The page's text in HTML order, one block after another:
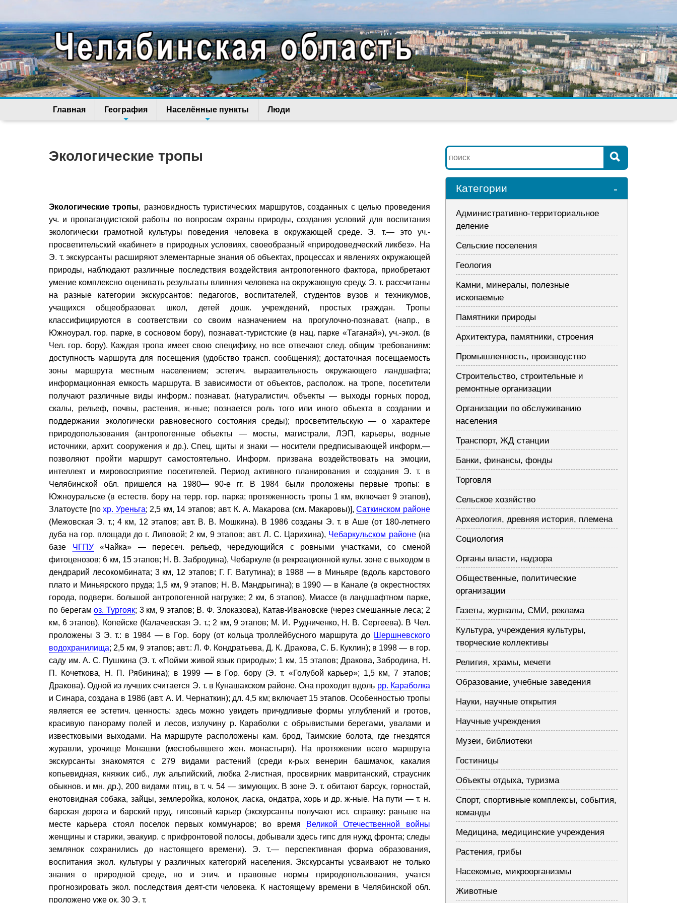
Главная География Населённые пункты Люди
Экологические тропы
Экологические тропы, разновидность туристических маршрутов, созданных с целью проведения
уч. и пропагандистской работы по вопросам охраны природы, создания условий для воспитания
экологически грамотной культуры поведения человека в окружающей среде. Э. т.— это уч.-
просветительский «кабинет» в природных условиях, своеобразный «природоведческий ликбез». На
Э. т. экскурсанты расширяют элементарные знания об объектах, процессах и явлениях окружающей
природы, наблюдают различные последствия воздействия антропогенного фактора, приобретают
умение комплексно оценивать результаты влияния человека на окружающую среду. Э. т. рассчитаны
на разные категории экскурсантов: педагогов, воспитателей, студентов вузов и техникумов,
учащихся общеобразоват. школ, детей дошк. учреждений, простых граждан. Тропы
классифицируются в соответствии со своим назначением на прогулочно-познават. (напр., в
Южноурал. гор. парке, в сосновом бору), познават.-туристские (в нац. парке «Таганай»), уч.-экол. (в
Чел. гор. бору). Каждая тропа имеет свою специфику, но все отвечают след. общим требованиям:
доступность маршрута для посещения (удобство трансп. сообщения); достаточная посещаемость
зоны маршрута местным населением; эстетич. выразительность окружающего ландшафта;
информационная емкость маршрута. В зависимости от объектов, располож. на тропе, посетители
получают различные виды информ.: познават. (натуралистич. объекты — выходы горных пород,
скалы, рельеф, почвы, растения, ж-ные; познается роль того или иного объекта в создании и
поддержании экологически равновесного состояния среды); просветительскую — о характере
природопользования (антропогенные объекты — мосты, магистрали, ЛЭП, карьеры, водные
источники, архит. сооружения и др.). Спец. щиты и знаки — носители предписывающей информ.—
позволяют пройти маршрут самостоятельно. Информ. призвана воздействовать на эмоции,
интеллект и мировосприятие посетителей. Период активного планирования и создания Э. т. в
Челябинской обл. пришелся на 1980— 90-е гг. В 1984 были проложены первые тропы: в
Южноуральске (в естеств. бору на терр. гор. парка; протяженность тропы 1 км, включает 9 этапов),
Златоусте [похр. Уреньга; 2,5 км, 14 этапов; авт. К. А. Макарова (см. Макаровы)],Саткинском районе
(Межовская Э. т.; 4 км, 12 этапов; авт. В. В. Мошкина). В 1986 созданы Э. т. в Аше (от 180-летнего
дуба на гор. площади до г. Липовой; 2 км, 9 этапов; авт. Л. С. Царихина), Чебаркульском районе(на
базе ЧГПУ«Чайка» — пересеч. рельеф, чередующийся с ровными участками, со сменой
фитоценозов; 6 км, 15 этапов; Н. В. Забродина), Чебаркуле (в рекреационной культ. зоне с выходом в
дендрарий лесокомбината; 3 км, 12 этапов; Г. Г. Ватутина); в 1988 — в Миньяре (вдоль карстового
плато и Миньярского пруда; 1,5 км, 9 этапов; Н. В. Мандрыгина); в 1990 — в Канале (в окрестностях
города, подверж. большой антропогенной нагрузке; 2 км, 6 этапов), Миассе (в ландшафтном парке,
по берегамоз. Тургояк; 3 км, 9 этапов; В. Ф. Злоказова), Катав-Ивановске (через смешанные леса; 2
км, 6 этапов), Копейске (Калачевская Э. т.; 2 км, 9 этапов; М. И. Рудниченко, Н. В. Сергеева). В Чел.
проложены 3 Э. т.: в 1984 — в Гор. бору (от кольца троллейбусного маршрута до Шершневского
водохранилища; 2,5 км, 9 этапов; авт.: Л. Ф. Кондратьева, Д. К. Дракова, С. Б. Куклин); в 1998 — в гор.
саду им. А. С. Пушкина (Э. т. «Пойми живой язык природы»; 1 км, 15 этапов; Дракова, Забродина, Н.
П. Кочеткова, Н. П. Рябинина); в 1999 — в Гор. бору (Э. т. «Голубой карьер»; 1,5 км, 7 этапов;
Дракова). Одной из лучших считается Э. т. в Кунашакском районе. Она проходит вдоль рр. Караболка
и Синара, создана в 1986 (авт. А. И. Чернаткин); дл. 4,5 км; включает 15 этапов. Особенностью тропы
является ее эстетич. ценность: здесь можно увидеть причудливые формы углублений и гротов,
красивую панораму полей и лесов, излучину р. Караболки с обрывистыми берегами, увалами и
известковыми выходами. На маршруте расположены кам. брод, Таимские болота, где гнездятся
журавли, урочище Монашки (местобывшего жен. монастыря). На протяжении всего маршрута
экскурсанты знакомятся с 279 видами растений (среди к-рых венерин башмачок, какалия
копьевидная, княжик сиб., лук альпийский, любка 2-листная, просвирник мавританский, страусник
обыкнов. и мн. др.), 200 видами птиц, в т. ч. 54 — зимующих. В зоне Э. т. обитают барсук, горностай,
енотовидная собака, зайцы, землеройка, колонок, ласка, ондатра, хорь и др. ж-ные. На пути — т. н.
барская дорога и барский пруд, гипсовый карьер (экскурсанты получают ист. справку: раньше на
месте карьера стоял поселок первых коммунаров; во время
Великой Отечественной войны
женщины и старики, эвакуир. с прифронтовой полосы, добывали здесь гипс для нужд фронта; следы
землянок сохранились до настоящего времени). Э. т.— перспективная форма образования,
воспитания экол. культуры у различных категорий населения. Экскурсанты усваивают не только
знания о природной среде, но и этич. и правовые нормы природопользования, учатся
прогнозировать экол. последствия деят-сти человека. К настоящему времени в Челябинской обл.
проложено уже ок. 30 Э. т.
Категории -
Административно-территориальное
деление
Сельские поселения
Геология
Камни, минералы, полезные
ископаемые
Памятники природы
Архитектура, памятники, строения
Промышленность, производство
Строительство, строительные и
ремонтные организации
Организации по обслуживанию
населения
Транспорт, ЖД станции
Банки, финансы, фонды
Торговля
Сельское хозяйство
Археология, древняя история, племена
Социология
Органы власти, надзора
Общественные, политические
организации
Газеты, журналы, СМИ, реклама
Культура, учреждения культуры,
творческие коллективы
Религия, храмы, мечети
Образование, учебные заведения
Науки, научные открытия
Научные учреждения
Музеи, библиотеки
Гостиницы
Объекты отдыха, туризма
Спорт, спортивные комплексы, события,
команды
Медицина, медицинские учреждения
Растения, грибы
Насекомые, микроорганизмы
Животные